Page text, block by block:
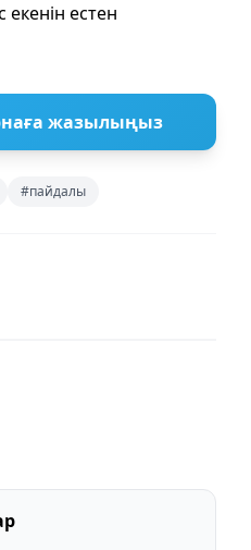
екенін естен
жазылыңыз
#пайдалы